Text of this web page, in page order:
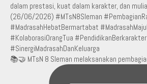
📚🤝 MTsN 8 Sleman melaksanakan